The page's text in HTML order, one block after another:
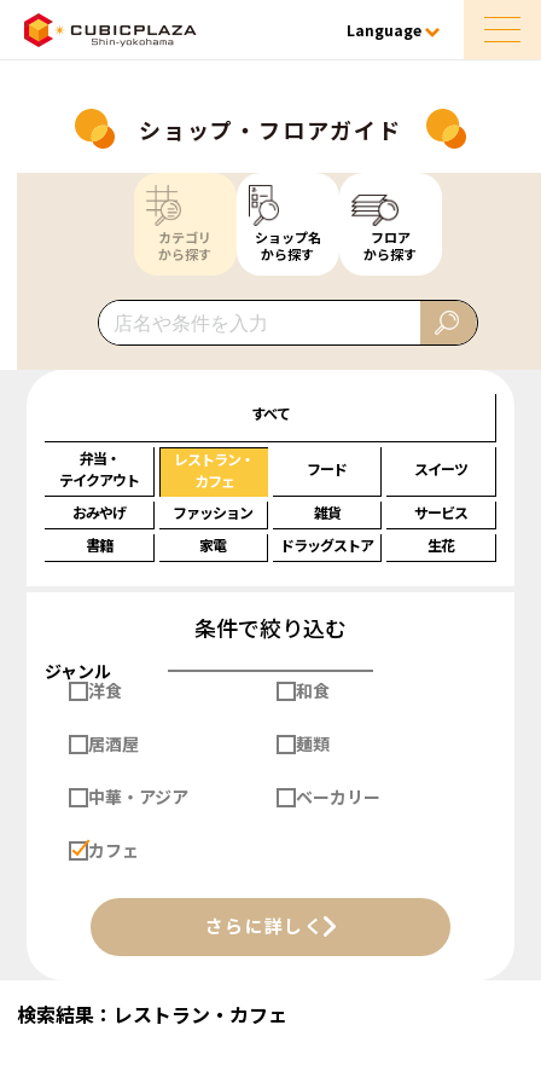
Language
ショップ・フロアガイド
カテゴリ
から探す
ショップ名
から探す
フロア
から探す
すべて
弁当・
テイクアウト
レストラン・
カフェ
フード スイーツ
おみやげ ファッション 雑貨
サービス
書籍
家電 ドラッグストア 生花
条件で絞り込む
ジャンル
洋食
和食
居酒屋 麺類
中華・アジア ベーカリー
カフェ
さらに詳しく
検索結果：レストラン・カフェ